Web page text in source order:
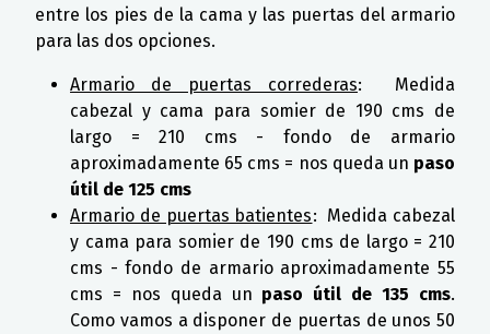
entre los pies de la cama y las puertas del armario
para las dos opciones.
Armario de puertas correderas: Medida
cabezal y cama para somier de 190 cms de
largo = 210 cms - fondo de armario
aproximadamente 65 cms = nos queda un paso
útil de 125 cms
Armario de puertas batientes: Medida cabezal
y cama para somier de 190 cms de largo = 210
cms - fondo de armario aproximadamente 55
cms = nos queda un paso útil de 135 cms.
Como vamos a disponer de puertas de unos 50